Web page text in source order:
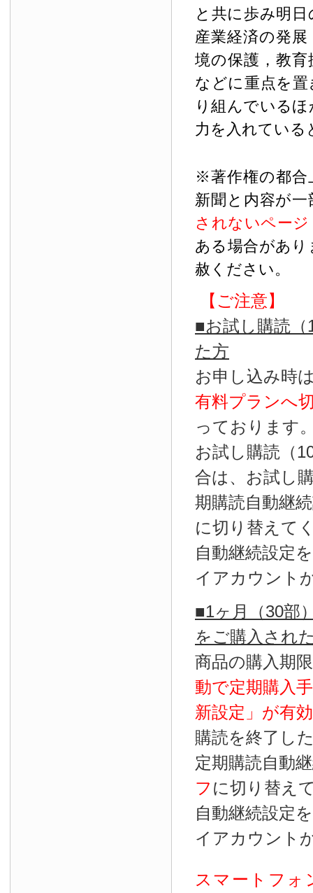
と共に歩み明
産業経済の発
境の保護，教
などに重点を
り組んでいる
力を入れている
※著作権の都合
新聞と内容が
されないペー
ある場合があ
赦ください。
【ご注意】
■お試し購読
た方
お申し込み時
有料プランへ
っております
お試し購読（
合は、お試し
期購読自動継
に切り替えて
自動継続設定
イアカウント
■1ヶ月（30部
をご購入され
商品の購入期
動で定期購入
新設定」が有効
購読を終了し
定期購読自動
フ に切り替え
自動継続設定
イアカウント
スマートフォ